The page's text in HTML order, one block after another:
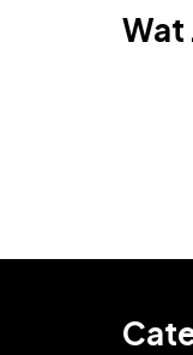
Wat